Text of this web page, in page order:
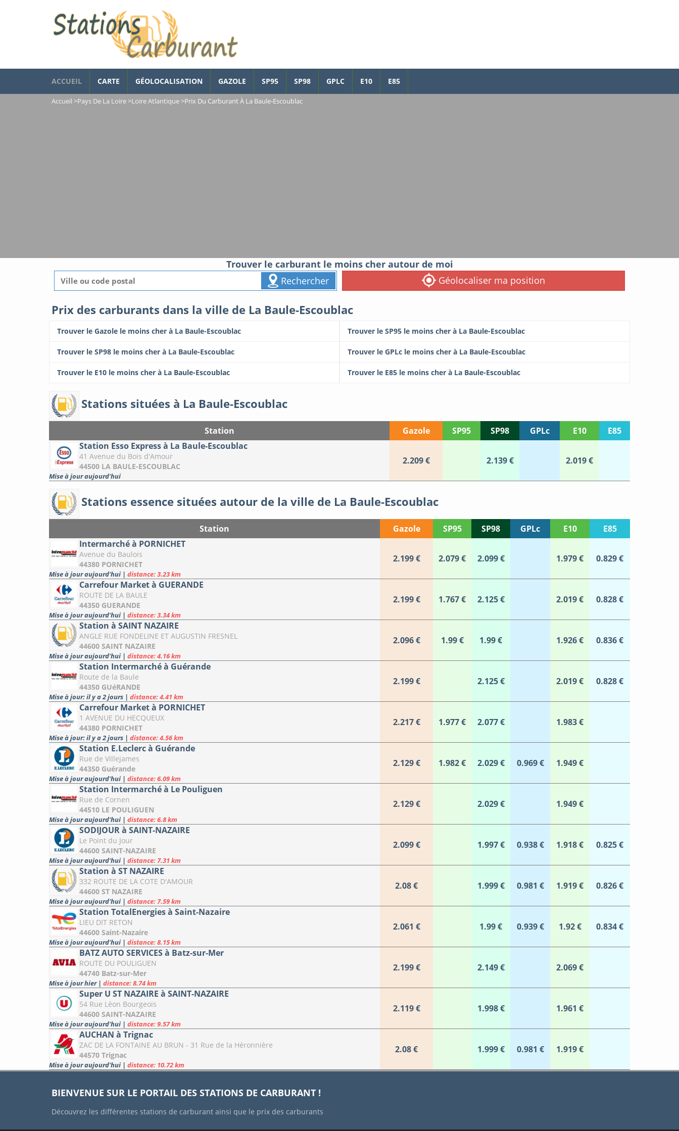
ACCUEIL CARTE GÉOLOCALISATION GAZOLE SP95 SP98 GPLC E10 E85
Accueil >Pays De La Loire>Loire Atlantique>Prix Du Carburant À La Baule-Escoublac
Trouver le carburant le moins cher autour de moi
Rechercher
Géolocaliser ma position
Prix des carburants dans la ville de La Baule-Escoublac
Trouver le Gazole le moins cher à La Baule-Escoublac Trouver le SP95 le moins cher à La Baule-Escoublac
Trouver le SP98 le moins cher à La Baule-Escoublac Trouver le GPLc le moins cher à La Baule-Escoublac
Trouver le E10 le moins cher à La Baule-Escoublac Trouver le E85 le moins cher à La Baule-Escoublac
Stations situées à La Baule-Escoublac
Station Gazole SP95 SP98 GPLc E10
E85
Station Esso Express à La Baule-Escoublac
41 Avenue du Bois d'Amour
44500 LA BAULE-ESCOUBLAC
Mise à jour aujourd'hui
2.209 € 2.139 € 2.019 €
Stations essence situées autour de la ville de La Baule-Escoublac
Station Gazole SP95 SP98 GPLc E10
E85
Intermarché à PORNICHET
Avenue du Baulois
44380 PORNICHET
Mise à jour aujourd'hui | distance: 3.23 km
2.199 € 2.079 € 2.099 € 1.979 € 0.829 €
Carrefour Market à GUERANDE
ROUTE DE LA BAULE
44350 GUERANDE
Mise à jour aujourd'hui | distance: 3.34 km
2.199 € 1.767 € 2.125 € 2.019 € 0.828 €
Station à SAINT NAZAIRE
ANGLE RUE FONDELINE ET AUGUSTIN FRESNEL
44600 SAINT NAZAIRE
Mise à jour aujourd'hui | distance: 4.16 km
2.096 € 1.99 € 1.99 € 1.926 € 0.836 €
Station Intermarché à Guérande
Route de la Baule
44350 GUéRANDE
Mise à jour: il y a 2 jours | distance: 4.41 km
2.199 € 2.125 € 2.019 € 0.828 €
Carrefour Market à PORNICHET
1 AVENUE DU HECQUEUX
44380 PORNICHET
Mise à jour: il y a 2 jours | distance: 4.56 km
2.217 € 1.977 € 2.077 € 1.983 €
Station E.Leclerc à Guérande
Rue de Villejames
44350 Guérande
Mise à jour aujourd'hui | distance: 6.09 km
2.129 € 1.982 € 2.029 € 0.969 € 1.949 €
Station Intermarché à Le Pouliguen
Rue de Cornen
44510 LE POULIGUEN
Mise à jour aujourd'hui | distance: 6.8 km
2.129 € 2.029 € 1.949 €
SODIJOUR à SAINT-NAZAIRE
Le Point du Jour
44600 SAINT-NAZAIRE
Mise à jour aujourd'hui | distance: 7.31 km
2.099 € 1.997 € 0.938 € 1.918 € 0.825 €
Station à ST NAZAIRE
332 ROUTE DE LA COTE D'AMOUR
44600 ST NAZAIRE
Mise à jour aujourd'hui | distance: 7.59 km
2.08 € 1.999 € 0.981 € 1.919 € 0.826 €
Station TotalEnergies à Saint-Nazaire
LIEU DIT RETON
44600 Saint-Nazaire
Mise à jour aujourd'hui | distance: 8.15 km
2.061 € 1.99 € 0.939 € 1.92 € 0.834 €
BATZ AUTO SERVICES à Batz-sur-Mer
ROUTE DU POULIGUEN
44740 Batz-sur-Mer
Mise à jour hier | distance: 8.74 km
2.199 € 2.149 € 2.069 €
Super U ST NAZAIRE à SAINT-NAZAIRE
54 Rue Léon Bourgeois
44600 SAINT-NAZAIRE
Mise à jour aujourd'hui | distance: 9.57 km
2.119 € 1.998 € 1.961 €
AUCHAN à Trignac
ZAC DE LA FONTAINE AU BRUN - 31 Rue de la Héronnière
44570 Trignac
Mise à jour aujourd'hui | distance: 10.72 km
2.08 € 1.999 € 0.981 € 1.919 €
BIENVENUE SUR LE PORTAIL DES STATIONS DE CARBURANT !
Découvrez les différentes stations de carburant ainsi que le prix des carburants